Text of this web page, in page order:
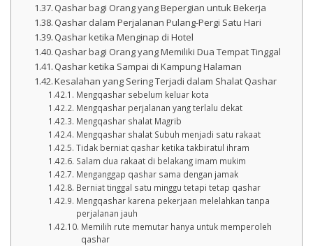
Qashar bagi Orang yang Bepergian untuk Bekerja
Qashar dalam Perjalanan Pulang-Pergi Satu Hari
Qashar ketika Menginap di Hotel
Qashar bagi Orang yang Memiliki Dua Tempat Tinggal
Qashar ketika Sampai di Kampung Halaman
Kesalahan yang Sering Terjadi dalam Shalat Qashar
Mengqashar sebelum keluar kota
Mengqashar perjalanan yang terlalu dekat
Mengqashar shalat Magrib
Mengqashar shalat Subuh menjadi satu rakaat
Tidak berniat qashar ketika takbiratul ihram
Salam dua rakaat di belakang imam mukim
Menganggap qashar sama dengan jamak
Berniat tinggal satu minggu tetapi tetap qashar
Mengqashar karena pekerjaan melelahkan tanpa
perjalanan jauh
Memilih rute memutar hanya untuk memperoleh
qashar